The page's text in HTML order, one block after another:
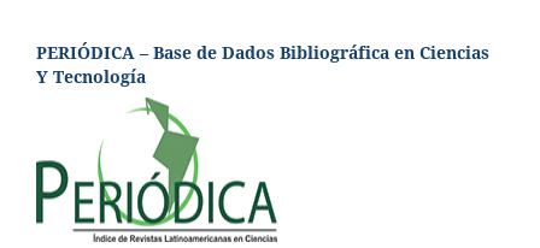
PERIÓDICA – Base de Dados Bibliográfica en Ciencias
Y Tecnología